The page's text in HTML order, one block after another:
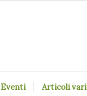
Eventi Articoli vari